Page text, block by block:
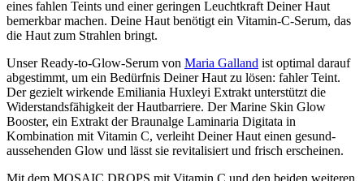
eines fahlen Teints und einer geringen Leuchtkraft Deiner Haut
bemerkbar machen. Deine Haut benötigt ein Vitamin-C-Serum, das
die Haut zum Strahlen bringt.
Unser Ready-to-Glow-Serum von Maria Galland ist optimal darauf
abgestimmt, um ein Bedürfnis Deiner Haut zu lösen: fahler Teint.
Der gezielt wirkende Emiliania Huxleyi Extrakt unterstützt die
Widerstandsfähigkeit der Hautbarriere. Der Marine Skin Glow
Booster, ein Extrakt der Braunalge Laminaria Digitata in
Kombination mit Vitamin C, verleiht Deiner Haut einen gesund-
aussehenden Glow und lässt sie revitalisiert und frisch erscheinen.
Mit dem MOSAIC DROPS mit Vitamin C und den beiden weiteren